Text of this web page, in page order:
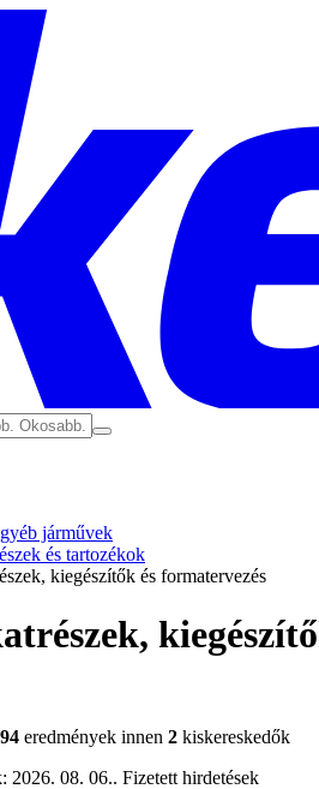
járművek
és tartozékok
kiegészítők és formatervezés
94 eredmények innen 2 kiskereskedők
2026. 08. 06.. Fizetett hirdetések